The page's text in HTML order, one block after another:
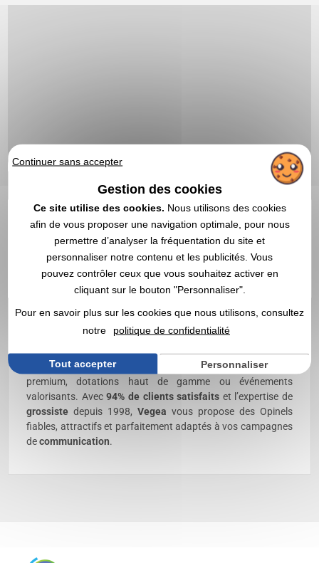
Opinel | Grossiste
L’Opinel publicitaireest un support authentique, robuste et
emblématique, idéal pour offrir un cadeau d’entreprise
prestigieux et durable à vos clients, partenaires ou
collaborateurs. Fabriqué en France, doté de sa lame inox ou
carbone et de son manche en bois iconique, il allie tradition
et efficacité, tout en permettant un marquage soigné –
gravure ou impression – garantissant unevisibilité
et durable de votre logo. Entièrementpersonnalisé, il
convient parfaitement aux opérations commerciales
premium, dotations haut de gamme ou événements
valorisants. Avec94% de clients satisfaits et l’expertise de
grossiste depuis 1998,Vegea vous propose des Opinels
fiables, attractifs et parfaitement adaptés à vos campagnes
decommunication.
Continuer sans accepter
Gestion des cookies
Ce site utilise des cookies. Nous utilisons des cookies
afin de vous proposer une navigation optimale, pour nous
permettre d’analyser la fréquentation du site et
personnaliser notre contenu et les publicités. Vous
pouvez contrôler ceux que vous souhaitez activer en
cliquant sur le bouton "Personnaliser".
Pour en savoir plus sur les cookies que nous utilisons, consultez
notre
politique de confidentialité
Tout accepter Personnaliser